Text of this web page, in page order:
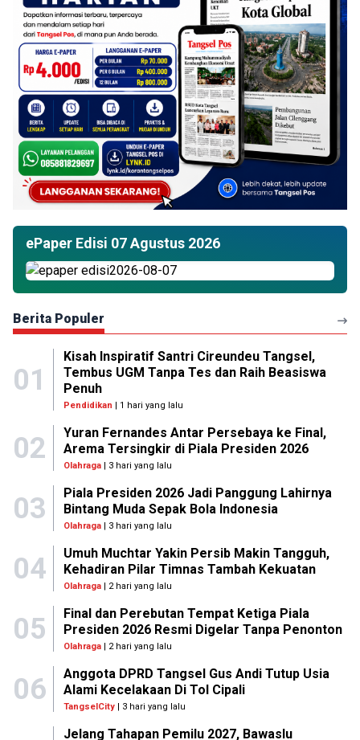
ePaper Edisi 07 Agustus 2026
Berita Populer
01
Kisah Inspiratif Santri Cireundeu Tangsel,
Tembus UGM Tanpa Tes dan Raih Beasiswa
Penuh
Pendidikan | 1 hari yang lalu
02
Yuran Fernandes Antar Persebaya ke Final,
Arema Tersingkir di Piala Presiden 2026
Olahraga| 3 hari yang lalu
03
Piala Presiden 2026 Jadi Panggung Lahirnya
Bintang Muda Sepak Bola Indonesia
Olahraga| 3 hari yang lalu
04
Umuh Muchtar Yakin Persib Makin Tangguh,
Kehadiran Pilar Timnas Tambah Kekuatan
Olahraga| 2 hari yang lalu
05
Final dan Perebutan Tempat Ketiga Piala
Presiden 2026 Resmi Digelar Tanpa Penonton
Olahraga| 2 hari yang lalu
06
Anggota DPRD Tangsel Gus Andi Tutup Usia
Alami Kecelakaan Di Tol Cipali
TangselCity| 3 hari yang lalu
Jelang Tahapan Pemilu 2027, Bawaslu